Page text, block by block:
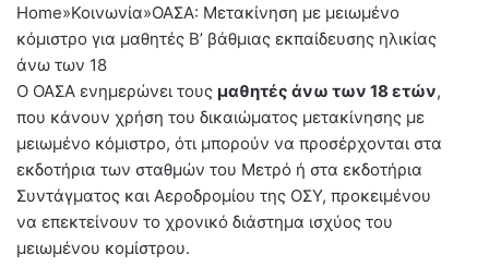
Home»Κοινωνία»ΟΑΣΑ: Μετακίνηση με μειωμένο
κόμιστρο για μαθητές Β’ βάθμιας εκπαίδευσης ηλικίας
άνω των 18
Ο ΟΑΣΑ ενημερώνει τους μαθητές άνω των 18 ετών,
που κάνουν χρήση του δικαιώματος μετακίνησης με
μειωμένο κόμιστρο, ότι μπορούν να προσέρχονται στα
εκδοτήρια των σταθμών του Μετρό ή στα εκδοτήρια
Συντάγματος και Αεροδρομίου της ΟΣΥ, προκειμένου
να επεκτείνουν το χρονικό διάστημα ισχύος του
μειωμένου κομίστρου.